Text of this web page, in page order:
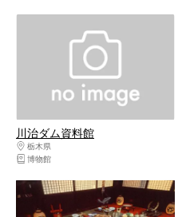
川治ダム資料館
栃木県
日光・霧降高原・奥日光・中禅寺
博物館